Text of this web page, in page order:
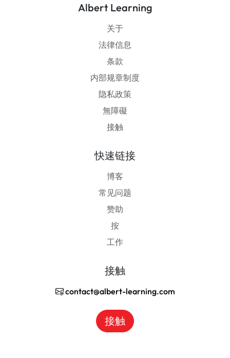
Albert Learning
关于
法律信息
条款
内部规章制度
隐私政策
無障礙
接触
快速链接
博客
常见问题
赞助
按
工作
接触
contact@albert-learning.com
接触